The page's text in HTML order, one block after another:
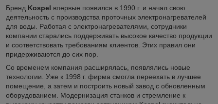
Бренд Kospel впервые появился в 1990 г. и начал свою
деятельность с производства проточных электронагревателей
для воды. Работая с электронагревателями, сотрудники
компании старались поддерживать высокое качество продукции
и соответствовать требованиям клиентов. Этих правил они
придерживаются до сих пор.
Со временем компания расширялась, появлялись новые
технологии. Уже к 1998 г. фирма смогла переехать в лучшее
помещение, а затем и построить новый завод с обновленным
оборудованием. Модернизация станков и стремление к